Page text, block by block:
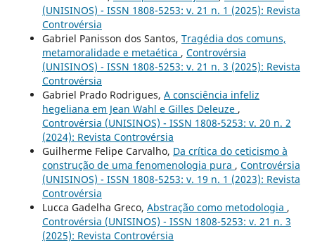
(UNISINOS) - ISSN 1808-5253: v. 21 n. 1 (2025): Revista
Controvérsia
Gabriel Panisson dos Santos, Tragédia dos comuns,
metamoralidade e metaética , Controvérsia
(UNISINOS) - ISSN 1808-5253: v. 21 n. 3 (2025): Revista
Controvérsia
Gabriel Prado Rodrigues, A consciência infeliz
hegeliana em Jean Wahl e Gilles Deleuze ,
Controvérsia (UNISINOS) - ISSN 1808-5253: v. 20 n. 2
(2024): Revista Controvérsia
Guilherme Felipe Carvalho, Da crítica do ceticismo à
construção de uma fenomenologia pura , Controvérsia
(UNISINOS) - ISSN 1808-5253: v. 19 n. 1 (2023): Revista
Controvérsia
Lucca Gadelha Greco, Abstração como metodologia ,
Controvérsia (UNISINOS) - ISSN 1808-5253: v. 21 n. 3
(2025): Revista Controvérsia